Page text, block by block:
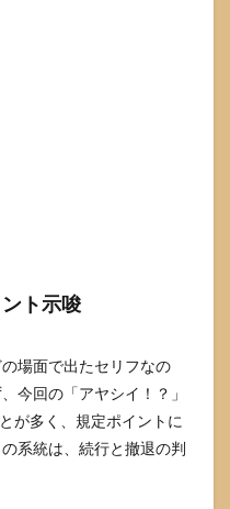
ト示唆
場面で出たセリフなの
今回の「アヤシイ！？」
が多く、規定ポイントに
系統は、続行と撤退の判